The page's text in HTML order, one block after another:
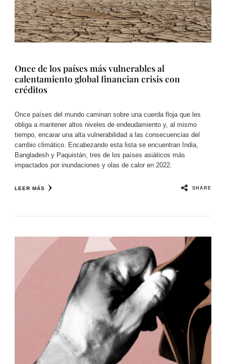
Once de los países más vulnerables al
calentamiento global financian crisis con
créditos
Once países del mundo caminan sobre una cuerda floja que les
obliga a mantener altos niveles de endeudamiento y, al mismo
tiempo, encarar una alta vulnerabilidad a las consecuencias del
cambio climático. Encabezando esta lista se encuentran India,
Bangladesh y Paquistán, tres de los países asiáticos más
impactados por inundaciones y olas de calor en 2022.
LEER MÁS SHARE